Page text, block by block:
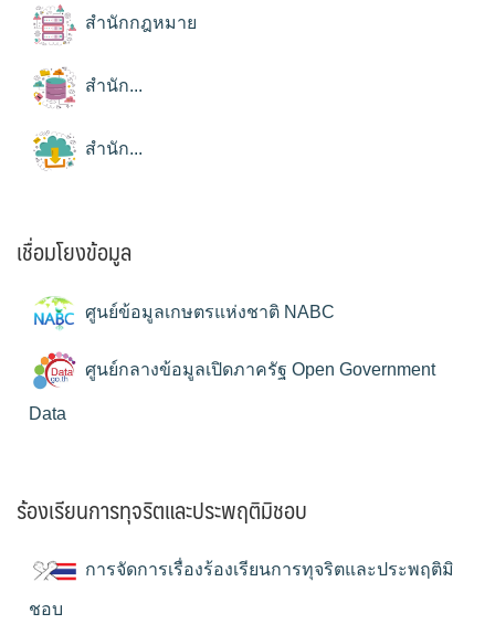
สำนักกฎหมาย
สำนัก...
สำนัก...
เชื่อมโยงข้อมูล
ศูนย์ข้อมูลเกษตรแห่งชาติ NABC
ศูนย์กลางข้อมูลเปิดภาครัฐ Open Government
Data
ร้องเรียนการทุจริตและประพฤติมิชอบ
การจัดการเรื่องร้องเรียนการทุจริตและประพฤติมิ
ชอบ